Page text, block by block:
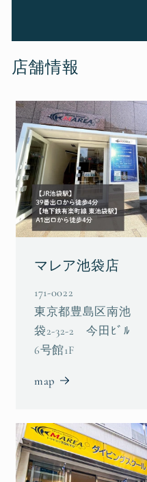
店舗情報
マレア池袋店
171-0022
東京都豊島区南池
袋2-32-2 今田ﾋﾞﾙ
6号館1F
map